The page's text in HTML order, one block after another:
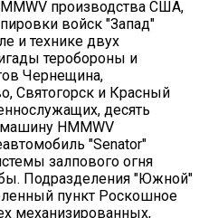
производства США,
войск "Запад"
и технике двух
теробороны и
Чернещина,
Святогорск и Красный
десять
HMMWV
"Senator"
залпового огня
Подразделения "Южной"
пункт Роскошное
механизированных,